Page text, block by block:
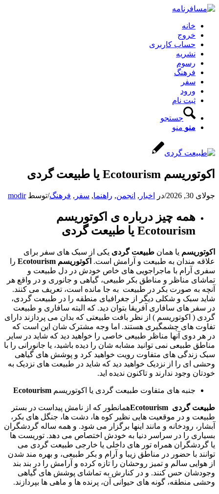
خانه
خروج
حساب کاربری
نشریه
رسوم
فرهنگ
سفر
ورود
ثبت نام
جستجو
منو منو
اکوتوریسم Ecotourism یا طبیعت گردی
جولای 30, 2026 /در اخبار , انجمن, راهنما, سفر , فرهنگ/توسطmodir
همه چیز درباره ی اکوتوریسم
Ecotourism یا طبیعت گردی
اکوتوریسم یا همان طبیعت گردی یکی از سبک های سفر برای
علاقه مندان به طبیعت و آرامش است. اکوتوریسم Ecotourism را
سفری آرام با ماجراجویی های خاص خودش در دل طبیعت و
تماشای مناظر و مناطق بکر طبیعی، گیاهی و جانوری و در واقع هر
آنچه به صورت بکر در طبیعت به جا مانده است، تعریف می کنند.
شاید سبک و شکلی دیگر از جغرافیای منطقه را در طبیعت گردی،
در سفر های سافاری آفریقا بتوان دید. که البته سافاری و طبیعت
گردی ( اکوتوریسم ) از نظر بافت طبیعتی که بدان می پردازند دارای
تفاوت های چشمگیری هستند. اما وجه مشترک شان این است که
در هر دوی آنها مناظر طبیعی خاصی را خواهید دید که شاید در سایر
مناطق طبیعی نمی توانید مشابه شان را دیده باشید، یا جانورانی را با
سبک زندگی های متفاوت رویت خواهید کرد و پوشش های گیاهی
وحشی ای را از نزدیک خواهید دید که شاید در طبیعت های نزدیک به
خودتان وجود ندارند و تاکنون ندیده اید.
جنبه های متفاوت طبیعت گردی یا اکوتوریسم Ecotourism
طبیعت گردی Ecotourismهمانطور که از نامش پیداست در بستر
طبیعت و در موقعیت هایی نظیر کوه ها، دشت ها، جنگل های بکر،
آبشار، رودخانه و مانند اینها برگزار می شود. و همه ساله گردشگران
بسیاری را در سراسر دنیا به خودش اختصاص می دهد. توریست ها
یا گردشگران همراه تور های داخلی یا خارجی طبیعت گردی می
توانند با حضور در مناطق زیبا و آرام و بکر طبیعی، و بهره مند شدن
از هوایی سالم و تمیز روحشان را تازه کرده و آرامش را در بند بند
وجودشان حس کنند. و در کنارش به تماشای پوشش های گیاهی
وحشی منطقه، گونه های حیوانی آن، پرنده ها و ماهی ها بپردازند.